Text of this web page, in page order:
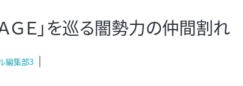
ＡＧＥ」を巡る闇勢力の仲間割れ
編集部3